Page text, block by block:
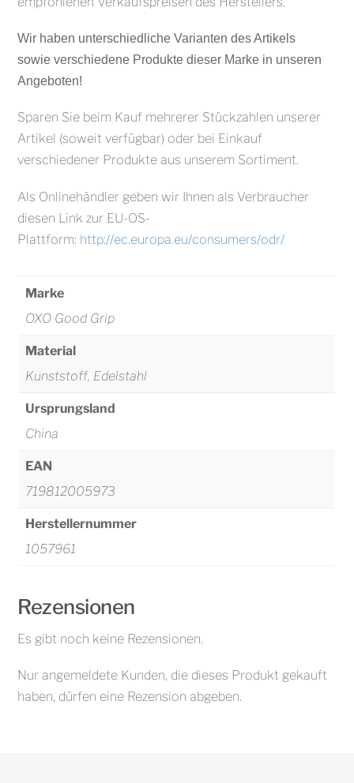
Wir haben unterschiedliche Varianten des Artikels
sowie verschiedene Produkte dieser Marke in unseren
Angeboten!
Sparen Sie beim Kauf mehrerer Stückzahlen unserer
Artikel (soweit verfügbar) oder bei Einkauf
verschiedener Produkte aus unserem Sortiment.
Als Onlinehändler geben wir Ihnen als Verbraucher
diesen Link zur EU-OS-
Plattform: http://ec.europa.eu/consumers/odr/
Marke
OXO Good Grip
Material
Kunststoff, Edelstahl
Ursprungsland
China
EAN
719812005973
Herstellernummer
1057961
Rezensionen
Es gibt noch keine Rezensionen.
Nur angemeldete Kunden, die dieses Produkt gekauft
haben, dürfen eine Rezension abgeben.